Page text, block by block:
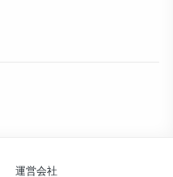
運営会社